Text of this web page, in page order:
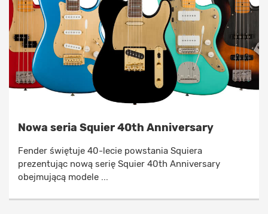
Nowa seria Squier 40th Anniversary
Fender świętuje 40-lecie powstania Squiera
prezentując nową serię Squier 40th Anniversary
obejmującą modele ...